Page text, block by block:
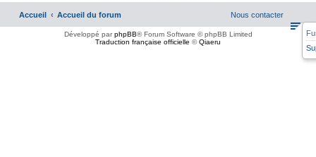
Accueil Accueil du forum Nous contacter
Développé parphpBB® Forum Software © phpBB Limited
Traduction française officielle ©Qiaeru